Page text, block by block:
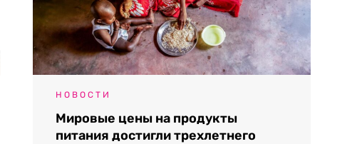
НОВОСТИ
Мировые цены на продукты
питания достигли трехлетнего